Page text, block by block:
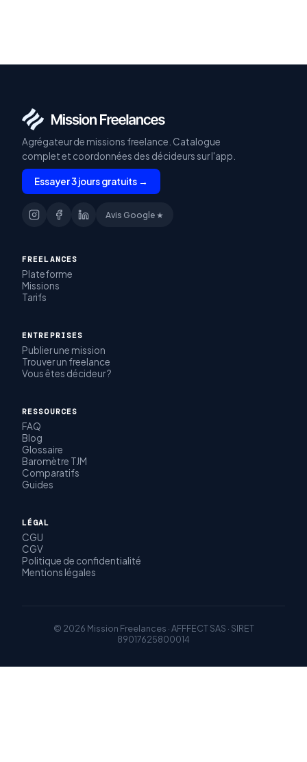
Agrégateur de missions freelance. Catalogue
complet et coordonnées des décideurs sur l'app.
Essayer 3 jours gratuits →
Avis Google ★
FREELANCES
Plateforme
Missions
Tarifs
ENTREPRISES
Publier une mission
Trouver un freelance
Vous êtes décideur ?
RESSOURCES
FAQ
Blog
Glossaire
Baromètre TJM
Comparatifs
Guides
LÉGAL
CGU
CGV
Politique de confidentialité
Mentions légales
© 2026 Mission Freelances · AFFFECT SAS · SIRET
89017625800014